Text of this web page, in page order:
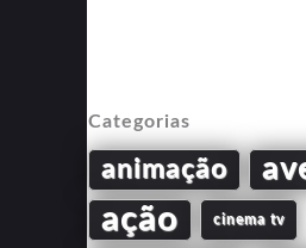
Categorias
animação
ação cinema tv